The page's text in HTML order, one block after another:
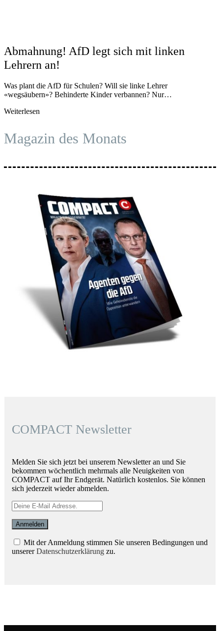
Abmahnung! AfD legt sich mit linken
Lehrern an!
Was plant die AfD für Schulen? Will sie linke Lehrer
«wegsäubern»? Behinderte Kinder verbannen? Nur…
Weiterlesen
Magazin des Monats
COMPACT Newsletter
Melden Sie sich jetzt bei unserem Newsletter an und Sie
bekommen wöchentlich mehrmals alle Neuigkeiten von
COMPACT auf Ihr Endgerät. Natürlich kostenlos. Sie können
sich jederzeit wieder abmelden.
Mit der Anmeldung stimmen Sie unseren Bedingungen und
unsererDatenschutzerklärung zu.